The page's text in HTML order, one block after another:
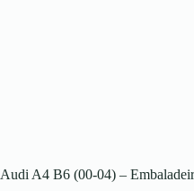
Audi A4 B6 (00-04) –